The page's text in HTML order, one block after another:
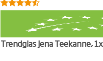
basierend
auf
Trendglas Jena Teekanne,